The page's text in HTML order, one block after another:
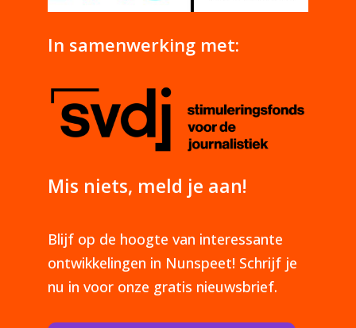
In samenwerking met:
Mis niets, meld je aan!
Blijf op de hoogte van interessante
ontwikkelingen in Nunspeet! Schrijf je
nu in voor onze gratis nieuwsbrief.